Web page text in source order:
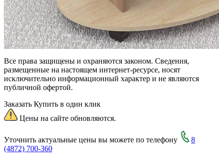
Все права защищены и охраняются законом. Сведения,
размещенные на настоящем интернет-ресурсе, носят
исключительно информационный характер и не являются
публичной офертой.
Заказать Купить в один клик
Цены на сайте обновляются.
Уточнить актуальные цены вы можете по телефону
8
(4872) 700-360